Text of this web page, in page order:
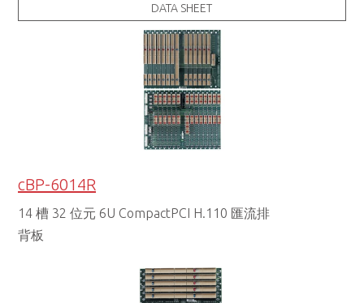
DATA SHEET
cBP-6014R
14 槽 32 位元 6U CompactPCI H.110 匯流排
背板